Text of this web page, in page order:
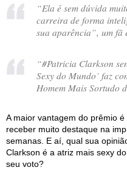
“Ela é sem dúvida
carreira de forma
sua aparência”, um fã
“#Patricia Clarkson
Sexy do Mundo’ faz
Homem Mais Sortudo
A maior vantagem do prêmio
receber muito destaque na
semanas. E aí, qual sua
Clarkson é a atriz mais sexy
seu voto?